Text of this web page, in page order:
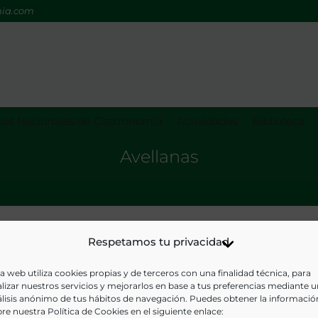
Respetamos tu privacidad
web utiliza cookies propias y de terceros con una finalidad técnica, para
nuestros servicios y mejorarlos en base a tus preferencias mediante
anónimo de tus hábitos de navegación. Puedes obtener la
nuestra Política de Cookies en el siguiente enlace:
Avellanas
Resultado de tu búsqueda